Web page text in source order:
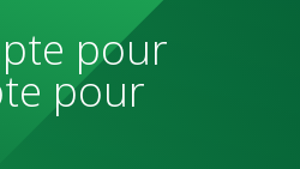
pour
pour